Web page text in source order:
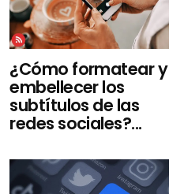
¿Cómo formatear y
embellecer los
subtítulos de las
redes sociales?...